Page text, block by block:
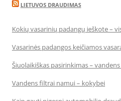
LIETUVOS DRAUDIMAS
Kokių vasarinių padangų ieškote –
Vasarinės padangos keičiamos
Šiuolaikiškas pasirinkimas –
Vandens filtrai namui – kokybei